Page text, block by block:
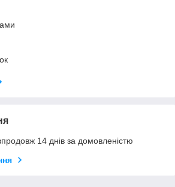
14 днів за домовленістю